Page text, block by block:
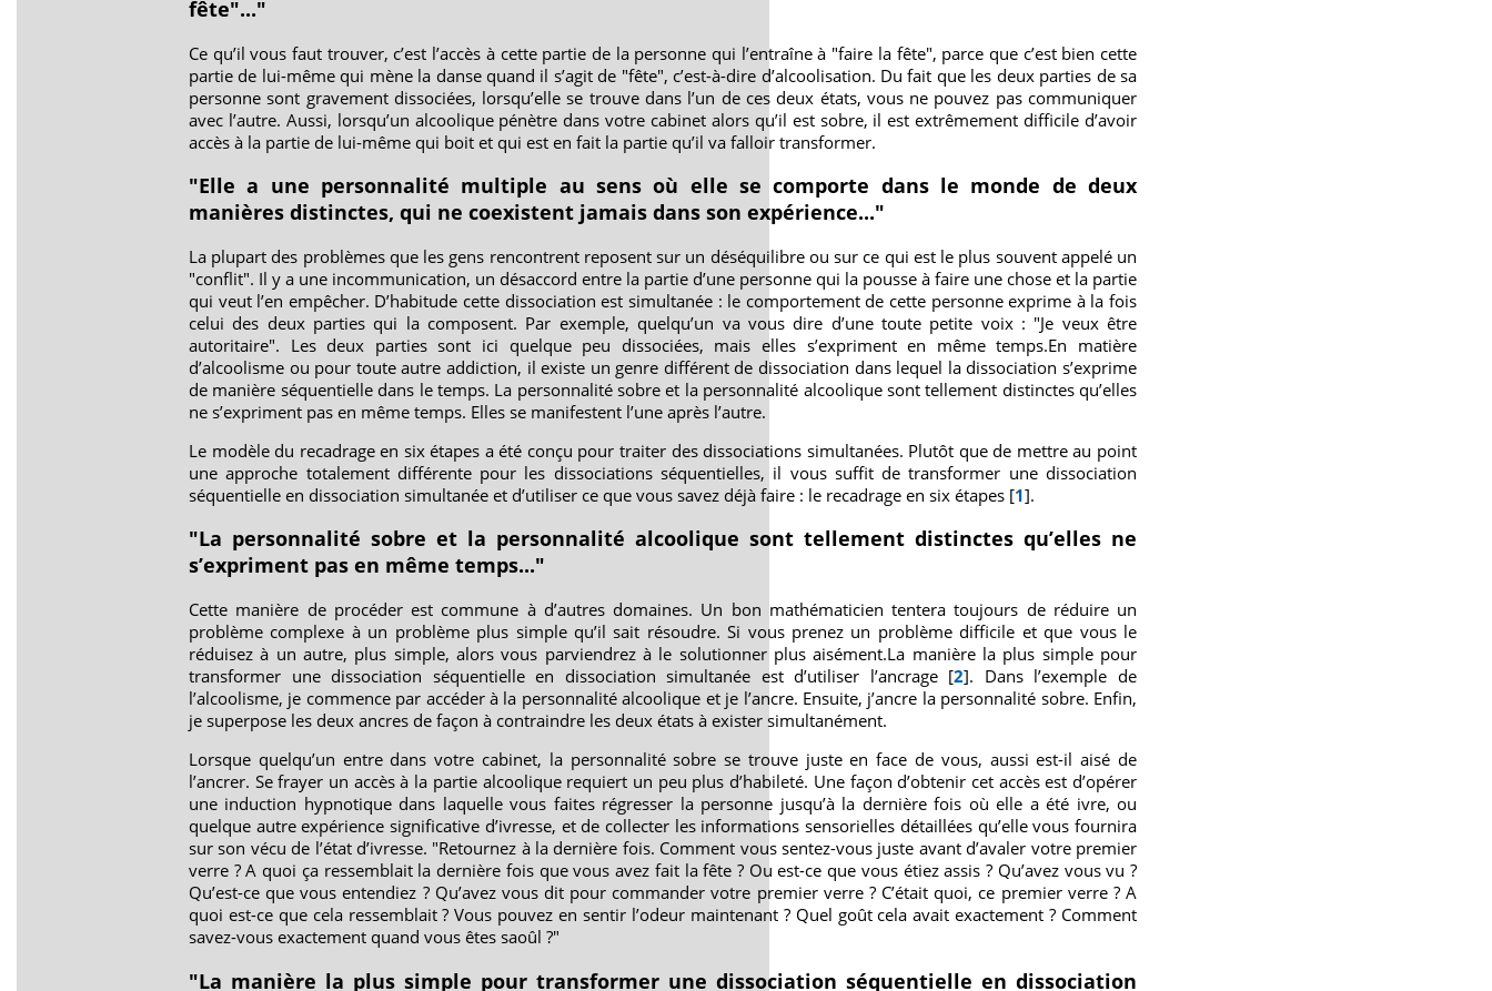
fête"..."
Ce qu’il vous faut trouver, c’est l’accès à cette partie de la personne qui l’entraîne à "faire la fête", parce que c’est bien cette
partie de lui-même qui mène la danse quand il s’agit de "fête", c’est-à-dire d’alcoolisation. Du fait que les deux parties de sa
personne sont gravement dissociées, lorsqu’elle se trouve dans l’un de ces deux états, vous ne pouvez pas communiquer
avec l’autre. Aussi, lorsqu’un alcoolique pénètre dans votre cabinet alors qu’il est sobre, il est extrêmement difficile d’avoir
accès à la partie de lui-même qui boit et qui est en fait la partie qu’il va falloir transformer.
"Elle a une personnalité multiple au sens où elle se comporte dans le monde de deux
manières distinctes, qui ne coexistent jamais dans son expérience..."
La plupart des problèmes que les gens rencontrent reposent sur un déséquilibre ou sur ce qui est le plus souvent appelé un
"conflit". Il y a une incommunication, un désaccord entre la partie d’une personne qui la pousse à faire une chose et la partie
qui veut l’en empêcher. D’habitude cette dissociation est simultanée : le comportement de cette personne exprime à la fois
celui des deux parties qui la composent. Par exemple, quelqu’un va vous dire d’une toute petite voix : "Je veux être
autoritaire". Les deux parties sont ici quelque peu dissociées, mais elles s’expriment en même temps.En matière
d’alcoolisme ou pour toute autre addiction, il existe un genre différent de dissociation dans lequel la dissociation s’exprime
de manière séquentielle dans le temps. La personnalité sobre et la personnalité alcoolique sont tellement distinctes qu’elles
ne s’expriment pas en même temps. Elles se manifestent l’une après l’autre.
Le modèle du recadrage en six étapes a été conçu pour traiter des dissociations simultanées. Plutôt que de mettre au point
une approche totalement différente pour les dissociations séquentielles, il vous suffit de transformer une dissociation
séquentielle en dissociation simultanée et d’utiliser ce que vous savez déjà faire : le recadrage en six étapes [1].
"La personnalité sobre et la personnalité alcoolique sont tellement distinctes qu’elles ne
s’expriment pas en même temps..."
Cette manière de procéder est commune à d’autres domaines. Un bon mathématicien tentera toujours de réduire un
problème complexe à un problème plus simple qu’il sait résoudre. Si vous prenez un problème difficile et que vous le
réduisez à un autre, plus simple, alors vous parviendrez à le solutionner plus aisément.La manière la plus simple pour
transformer une dissociation séquentielle en dissociation simultanée est d’utiliser l’ancrage [2]. Dans l’exemple de
l’alcoolisme, je commence par accéder à la personnalité alcoolique et je l’ancre. Ensuite, j’ancre la personnalité sobre. Enfin,
je superpose les deux ancres de façon à contraindre les deux états à exister simultanément.
Lorsque quelqu’un entre dans votre cabinet, la personnalité sobre se trouve juste en face de vous, aussi est-il aisé de
l’ancrer. Se frayer un accès à la partie alcoolique requiert un peu plus d’habileté. Une façon d’obtenir cet accès est d’opérer
une induction hypnotique dans laquelle vous faites régresser la personne jusqu’à la dernière fois où elle a été ivre, ou
quelque autre expérience significative d’ivresse, et de collecter les informations sensorielles détaillées qu’elle vous fournira
sur son vécu de l’état d’ivresse. "Retournez à la dernière fois. Comment vous sentez-vous juste avant d’avaler votre premier
verre ? A quoi ça ressemblait la dernière fois que vous avez fait la fête ? Ou est-ce que vous étiez assis ? Qu’avez vous vu ?
Qu’est-ce que vous entendiez ? Qu’avez vous dit pour commander votre premier verre ? C’était quoi, ce premier verre ? A
quoi est-ce que cela ressemblait ? Vous pouvez en sentir l’odeur maintenant ? Quel goût cela avait exactement ? Comment
savez-vous exactement quand vous êtes saoûl ?"
"La manière la plus simple pour transformer une dissociation séquentielle en dissociation